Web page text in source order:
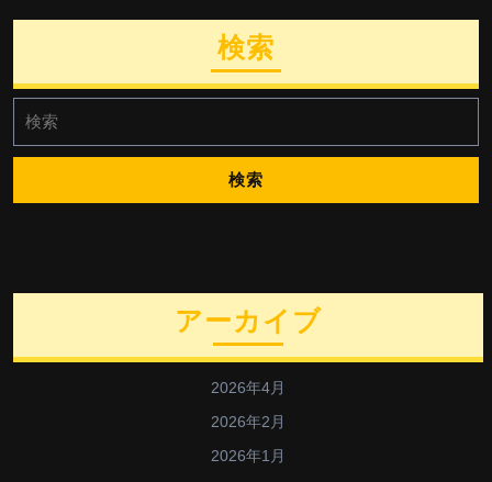
検索
索:
アーカイブ
2026年4月
2026年2月
2026年1月